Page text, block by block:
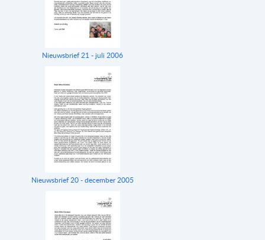
Nieuwsbrief 21 - juli 2006
Nieuwsbrief 20 - december 2005